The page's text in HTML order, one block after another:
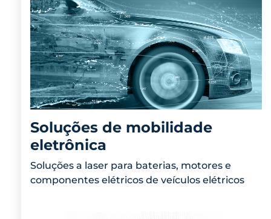
Soluções de mobilidade
eletrônica
Soluções a laser para baterias, motores e
componentes elétricos de veículos elétricos